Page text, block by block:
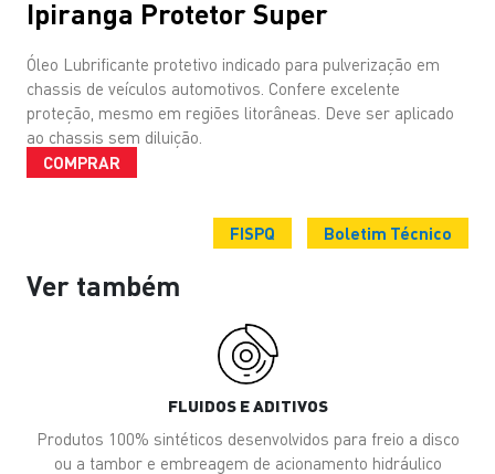
Ipiranga Protetor Super
Óleo Lubrificante protetivo indicado para pulverização em
chassis de veículos automotivos. Confere excelente
proteção, mesmo em regiões litorâneas. Deve ser aplicado
ao chassis sem diluição.
COMPRAR
FISPQ Boletim Técnico
Ver também
FLUIDOS E ADITIVOS
Produtos 100% sintéticos desenvolvidos para freio a disco
ou a tambor e embreagem de acionamento hidráulico